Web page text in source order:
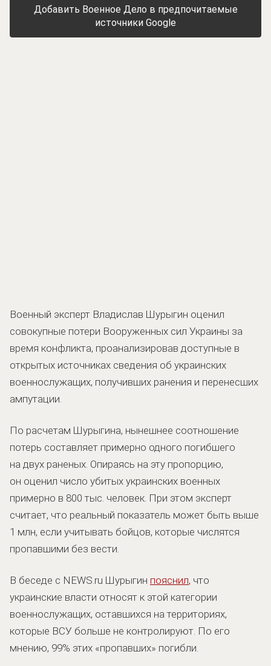
Добавить Военное Дело в предпочитаемые
источники Google
Военный эксперт Владислав Шурыгин оценил
совокупные потери Вооруженных сил Украины за
время конфликта, проанализировав доступные в
открытых источниках сведения об украинских
военнослужащих, получивших ранения и перенесших
ампутации.
По расчетам Шурыгина, нынешнее соотношение
потерь составляет примерно одного погибшего
на двух раненых. Опираясь на эту пропорцию,
он оценил число убитых украинских военных
примерно в 800 тыс. человек. При этом эксперт
считает, что реальный показатель может быть выше
1 млн, если учитывать бойцов, которые числятся
пропавшими без вести.
В беседе с NEWS.ru Шурыгин пояснил, что
украинские власти относят к этой категории
военнослужащих, оставшихся на территориях,
которые ВСУ больше не контролируют. По его
мнению, 99% этих «пропавших» погибли.